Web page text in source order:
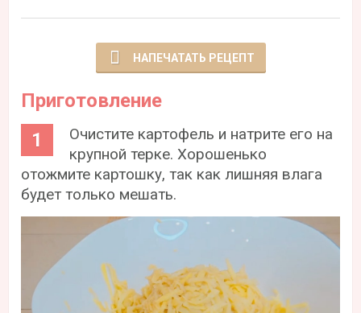
НАПЕЧАТАТЬ РЕЦЕПТ
Приготовление
Очистите картофель и натрите его на
крупной терке. Хорошенько
отожмите картошку, так как лишняя влага
будет только мешать.